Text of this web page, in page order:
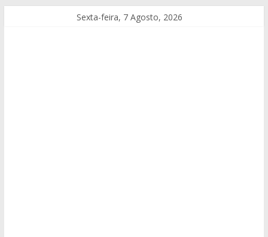
Sexta-feira, 7 Agosto, 2026